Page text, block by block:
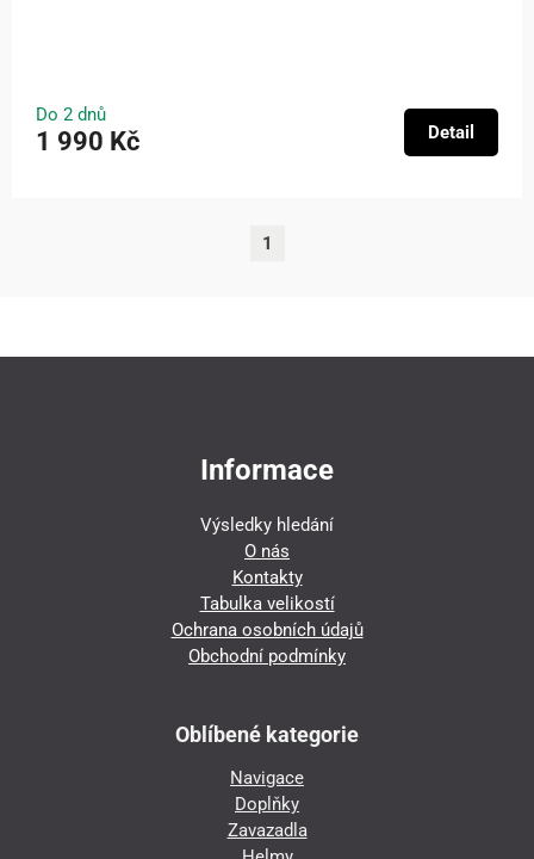
Do 2 dnů
1 990 Kč Detail
1
Informace
Výsledky hledání
O nás
Kontakty
Tabulka velikostí
Ochrana osobních údajů
Obchodní podmínky
Oblíbené kategorie
Navigace
Doplňky
Zavazadla